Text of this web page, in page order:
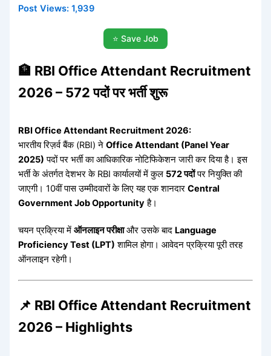
Post Views: 1,939
⭐ Save Job
🏦 RBI Office Attendant Recruitment
2026 – 572 पदों पर भर्ती शुरू
RBI Office Attendant Recruitment 2026:
भारतीय रिज़र्व बैंक (RBI) नेOffice Attendant (Panel Year
2025) पदों पर भर्ती का आधिकारिक नोटिफिकेशन जारी कर दिया है। इस
भर्ती के अंतर्गत देशभर के RBI कार्यालयों में कुल 572 पदोंपर नियुक्ति की
जाएगी। 10वीं पास उम्मीदवारों के लिए यह एक शानदारCentral
Government Job Opportunityहै।
चयन प्रक्रिया मेंऑनलाइन परीक्षाऔर उसके बाद Language
Proficiency Test (LPT) शामिल होगा। आवेदन प्रक्रिया पूरी तरह
ऑनलाइन रहेगी।
📌 RBI Office Attendant Recruitment
2026 – Highlights